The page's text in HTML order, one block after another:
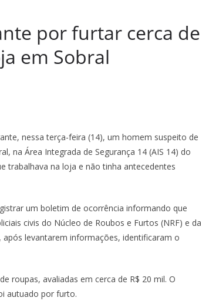
por furtar cerca de
em Sobral
nessa terça-feira (14), um homem suspeito de
na Área Integrada de Segurança 14 (AIS 14) do
trabalhava na loja e não tinha antecedentes
um boletim de ocorrência informando que
civis do Núcleo de Roubos e Furtos (NRF) e da
após levantarem informações, identificaram o
roupas, avaliadas em cerca de R$ 20 mil. O
autuado por furto.